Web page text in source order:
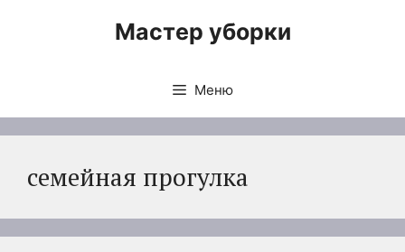
Мастер уборки
Меню
семейная прогулка